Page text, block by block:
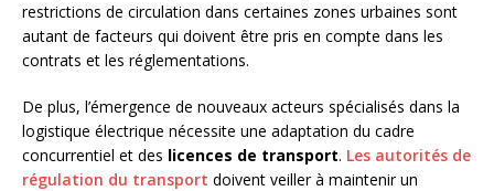
restrictions de circulation dans certaines zones urbaines sont
autant de facteurs qui doivent être pris en compte dans les
contrats et les réglementations.
De plus, l’émergence de nouveaux acteurs spécialisés dans la
logistique électrique nécessite une adaptation du cadre
concurrentiel et des licences de transport. Les autorités de
régulation du transport doivent veiller à maintenir un